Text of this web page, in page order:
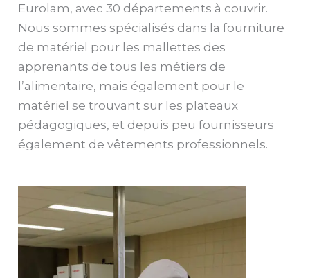
Eurolam, avec 30 départements à couvrir.
Nous sommes spécialisés dans la fourniture
de matériel pour les mallettes des
apprenants de tous les métiers de
l’alimentaire, mais également pour le
matériel se trouvant sur les plateaux
pédagogiques, et depuis peu fournisseurs
également de vêtements professionnels.